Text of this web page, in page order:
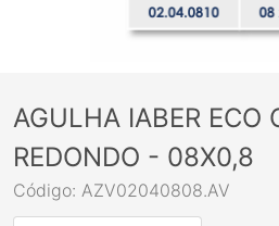
AGULHA IABER ECO
REDONDO - 08X0,8
Código: AZV02040808.AV